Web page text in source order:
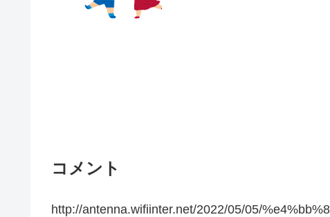
コメント
http://antenna.wifiinter.net/2022/05/05/